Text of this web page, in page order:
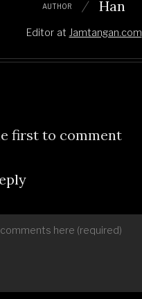
AUTHOR Han
Editor at Jamtangan.com
first to comment